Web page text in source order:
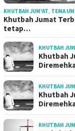
KHUTBAH JUM'AT TEMA
Khutbah Jumat
tetap…
KHUTBAH
Khutbah
KHUTBAH
Khutbah
KHUTBAH